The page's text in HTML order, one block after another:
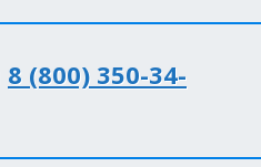
8 (800) 350-34-